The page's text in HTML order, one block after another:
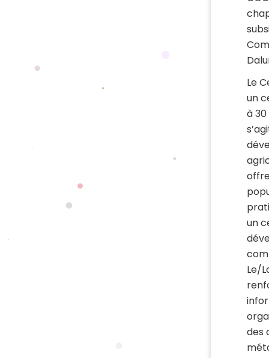
Le
un
à
un
Le/
des